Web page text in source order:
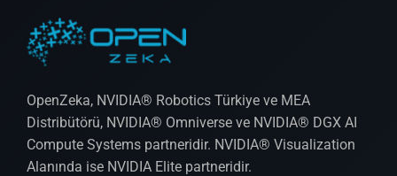
OpenZeka, NVIDIA® Robotics Türkiye ve MEA
Distribütörü, NVIDIA® Omniverse ve NVIDIA® DGX AI
Compute Systems partneridir. NVIDIA® Visualization
Alanında ise NVIDIA Elite partneridir.